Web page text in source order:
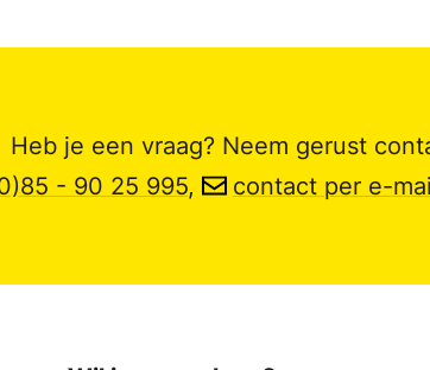
Heb je een vraag? Neem gerust
- 90 25 995, contact per e-